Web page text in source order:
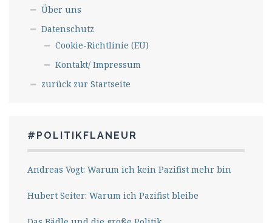
Über uns
Datenschutz
Cookie-Richtlinie (EU)
Kontakt/ Impressum
zurück zur Startseite
#POLITIKFLANEUR
Andreas Vogt: Warum ich kein Pazifist mehr bin
Hubert Seiter: Warum ich Pazifist bleibe